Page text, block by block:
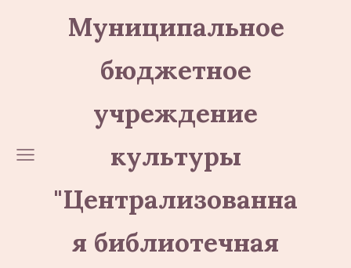
Муниципальное
бюджетное
учреждение
культуры
"Централизованна
я библиотечная